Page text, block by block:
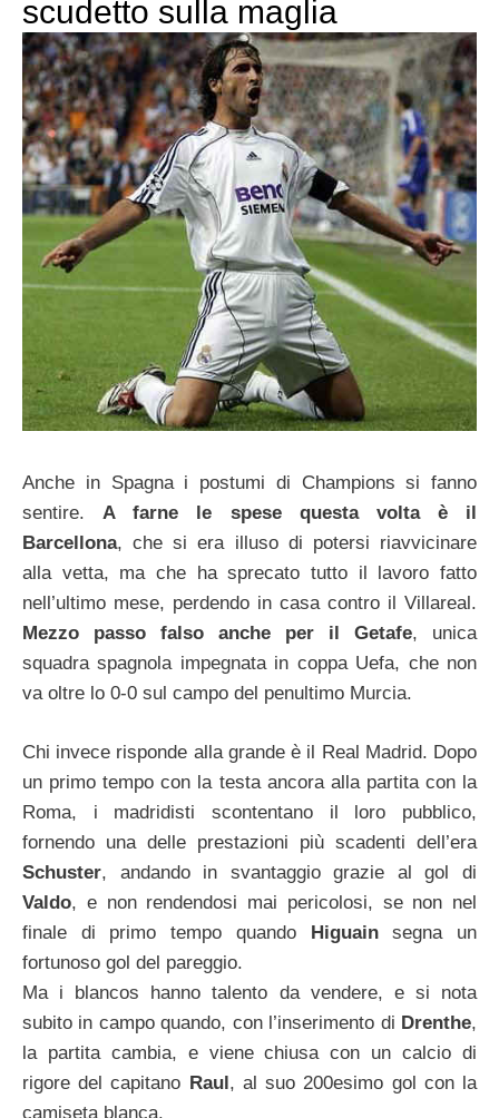
scudetto sulla maglia
Anche in Spagna i postumi di Champions si fanno
sentire.A farne le spese questa volta è il
Barcellona, che si era illuso di potersi riavvicinare
alla vetta, ma che ha sprecato tutto il lavoro fatto
nell’ultimo mese, perdendo in casa contro il Villareal.
Mezzo passo falso anche per il Getafe, unica
squadra spagnola impegnata in coppa Uefa, che non
va oltre lo 0-0 sul campo del penultimo Murcia.
Chi invece risponde alla grande è il Real Madrid. Dopo
un primo tempo con la testa ancora alla partita con la
Roma, i madridisti scontentano il loro pubblico,
fornendo una delle prestazioni più scadenti dell’era
Schuster, andando in svantaggio grazie al gol di
Valdo, e non rendendosi mai pericolosi, se non nel
finale di primo tempo quando Higuainsegna un
fortunoso gol del pareggio.
Ma i blancos hanno talento da vendere, e si nota
subito in campo quando, con l’inserimento di Drenthe,
la partita cambia, e viene chiusa con un calcio di
rigore del capitano Raul, al suo 200esimo gol con la
camiseta blanca.